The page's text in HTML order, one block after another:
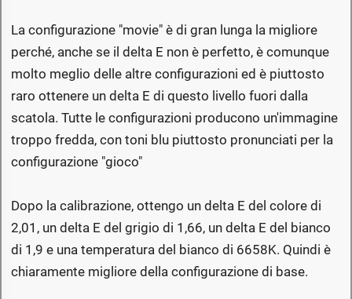
La configurazione "movie" è di gran lunga la migliore
perché, anche se il delta E non è perfetto, è comunque
molto meglio delle altre configurazioni ed è piuttosto
raro ottenere un delta E di questo livello fuori dalla
scatola. Tutte le configurazioni producono un'immagine
troppo fredda, con toni blu piuttosto pronunciati per la
configurazione "gioco"
Dopo la calibrazione, ottengo un delta E del colore di
2,01, un delta E del grigio di 1,66, un delta E del bianco
di 1,9 e una temperatura del bianco di 6658K. Quindi è
chiaramente migliore della configurazione di base.